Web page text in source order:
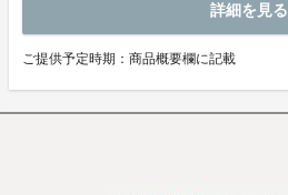
詳細を見る
ご提供予定時期：商品概要欄に記載